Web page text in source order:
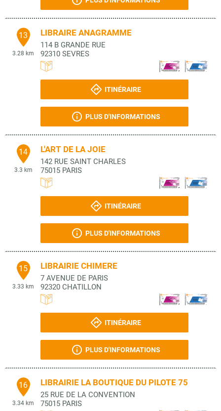
13
3.28 km
LIBRAIRE ANAGRAMME
114 B GRANDE RUE
92310 SEVRES
ITINÉRAIRE
PLUS D'INFORMATIONS
14
3.3 km
L'ART DE LA JOIE
142 RUE SAINT CHARLES
75015 PARIS
ITINÉRAIRE
PLUS D'INFORMATIONS
15
3.33 km
LIBRAIRIE CHIMERE
7 AVENUE DE PARIS
92320 CHATILLON
ITINÉRAIRE
PLUS D'INFORMATIONS
16
3.34 km
LIBRAIRIE LA BOUTIQUE DU PILOTE 75
25 RUE DE LA CONVENTION
75015 PARIS